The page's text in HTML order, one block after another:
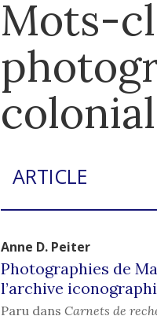
Mots-
ARTICLE
Anne D. Peiter
Photographies de
l’archive
Paru dans Carnets de